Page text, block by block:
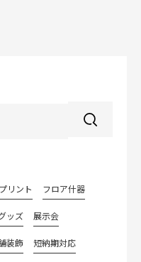
リント フロア什器
ッズ 展示会
装飾 短納期対応